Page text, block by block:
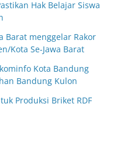
Hak Belajar Siswa
Barat menggelar Rakor
Kota Se-Jawa Barat
Kota Bandung
Bandung Kulon
Produksi Briket RDF